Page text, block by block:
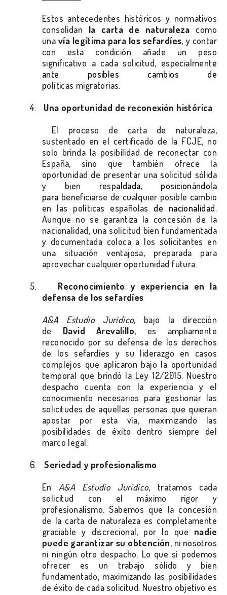
Estos antecedentes históricos y normativos
consolidan la carta de naturaleza como
una vía legítima para los sefardíes, y contar
con esta condición añade un peso
significativo a cada solicitud, especialmente
ante posibles cambios de
políticas migratorias.
4.
Una oportunidad de reconexión histórica
El proceso de carta de naturaleza,
sustentado en el certificado de la FCJE, no
solo brinda la posibilidad de reconectar con
España, sino que también ofrece la
oportunidad de presentar una solicitud sólida
y bien respaldada, posicionándola
para beneficiarse de cualquier posible cambio
en las políticas españolas de nacionalidad.
Aunque no se garantiza la concesión de la
nacionalidad, una solicitud bien fundamentada
y documentada coloca a los solicitantes en
una situación ventajosa, preparada para
aprovechar cualquier oportunidad futura.
5.
Reconocimiento y experiencia en la
defensa de los sefardíes
A&A Estudio Jurídico, bajo la dirección
de David Arevalillo, es ampliamente
reconocido por su defensa de los derechos
de los sefardíes y su liderazgo en casos
complejos que aplicaron bajo la oportunidad
temporal que brindó la Ley 12/2015. Nuestro
despacho cuenta con la experiencia y el
conocimiento necesarios para gestionar las
solicitudes de aquellas personas que quieran
apostar por esta vía, maximizando las
posibilidades de éxito dentro siempre del
marco legal.
6.
Seriedad y profesionalismo
En A&A Estudio Jurídico, tratamos cada
solicitud con el máximo rigor y
profesionalismo. Sabemos que la concesión
de la carta de naturaleza es completamente
graciable y discrecional, por lo que nadie
puede garantizar su obtención, ni nosotros
ni ningún otro despacho. Lo que sí podemos
ofrecer es un trabajo sólido y bien
fundamentado, maximizando las posibilidades
de éxito de cada solicitud. Nuestro objetivo es